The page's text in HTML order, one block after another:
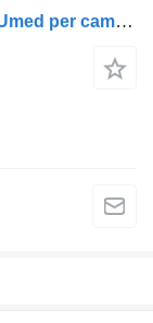
Cruscotto Modul de Control Încălzitor Umed per camion Webasto pentru Volvo 70347582 2999281 5010393049 85339A-22